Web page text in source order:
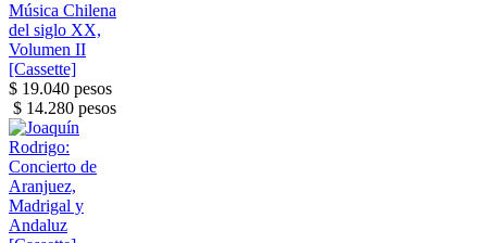
Música Chilena
del siglo XX,
Volumen II
[Cassette]
$ 19.040 pesos
$ 14.280 pesos